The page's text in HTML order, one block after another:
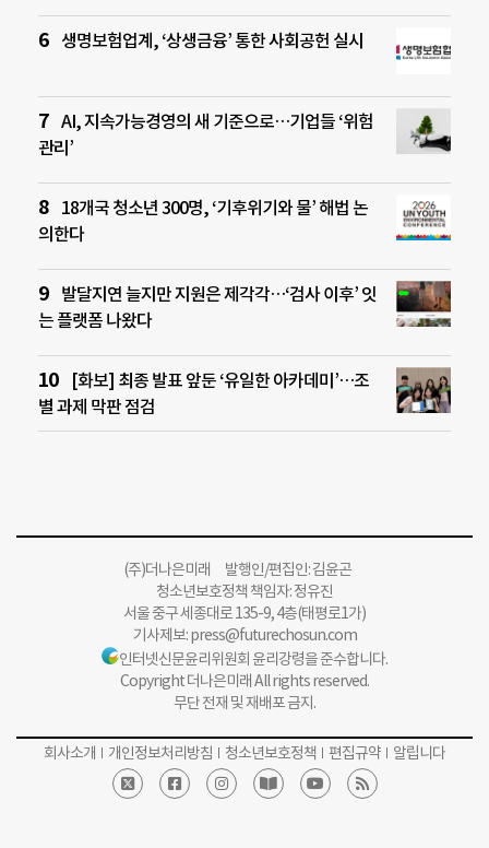
생명보험업계, ‘상생금융’ 통한 사회공헌 실시
AI, 지속가능경영의 새 기준으로…기업들 ‘위험
관리’
18개국 청소년 300명, ‘기후위기와 물’ 해법 논
의한다
발달지연 늘지만 지원은 제각각…‘검사 이후’ 잇
는 플랫폼 나왔다
[화보] 최종 발표 앞둔 ‘유일한 아카데미’…조
별 과제 막판 점검
(주)더나은미래 발행인/편집인: 김윤곤
청소년보호정책 책임자: 정유진
서울 중구 세종대로 135-9, 4층(태평로1가)
기사제보:press@futurechosun.com
인터넷신문윤리위원회 윤리강령을 준수합니다.
Copyright 더나은미래 All rights reserved.
무단 전재 및 재배포 금지.
회사소개 개인정보처리방침 청소년보호정책 편집규약 알립니다